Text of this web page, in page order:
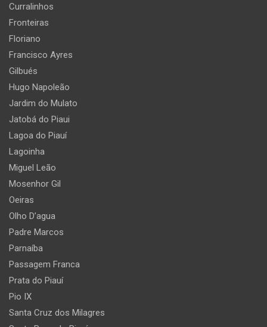
Curralinhos
Fronteiras
Floriano
Francisco Ayres
Gilbués
Hugo Napoleão
Jardim do Mulato
Jatobá do Piaui
Lagoa do Piauí
Lagoinha
Miguel Leão
Mosenhor Gil
Oeiras
Olho D’agua
Padre Marcos
Parnaíba
Passagem Franca
Prata do Piauí
Pio IX
Santa Cruz dos Milagres